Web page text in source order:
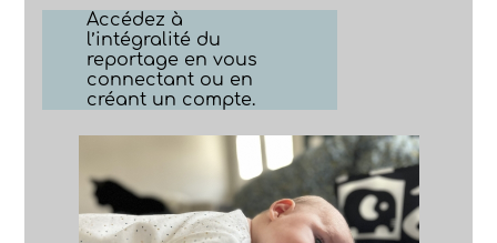
Accédez à
l’intégralité du
reportage en vous
connectant ou en
créant un compte.